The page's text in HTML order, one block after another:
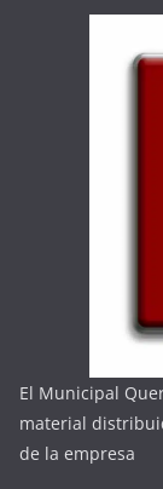
El Municipal
material
de la empresa